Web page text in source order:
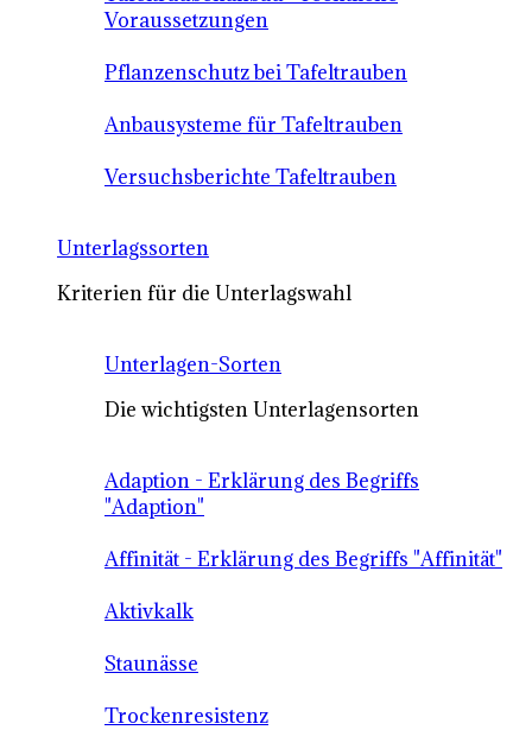
Voraussetzungen
Pflanzenschutz bei Tafeltrauben
Anbausysteme für Tafeltrauben
Versuchsberichte Tafeltrauben
Unterlagssorten
Kriterien für die Unterlagswahl
Unterlagen-Sorten
Die wichtigsten Unterlagensorten
Adaption - Erklärung des Begriffs
"Adaption"
Affinität - Erklärung des Begriffs "Affinität"
Aktivkalk
Staunässe
Trockenresistenz